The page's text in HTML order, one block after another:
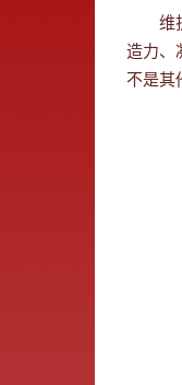
维
造力、
不是其